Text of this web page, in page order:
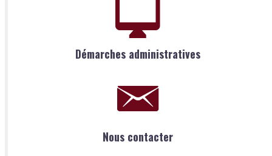
Démarches administratives
Nous contacter